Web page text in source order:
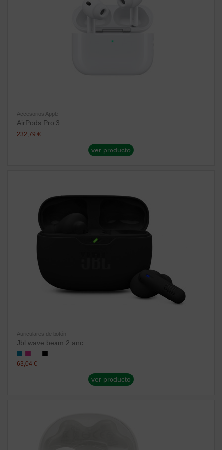
Accesorios Apple
AirPods Pro 3
232,79 €
ver producto
Auriculares de botón
Jbl wave beam 2 anc
63,04 €
ver producto